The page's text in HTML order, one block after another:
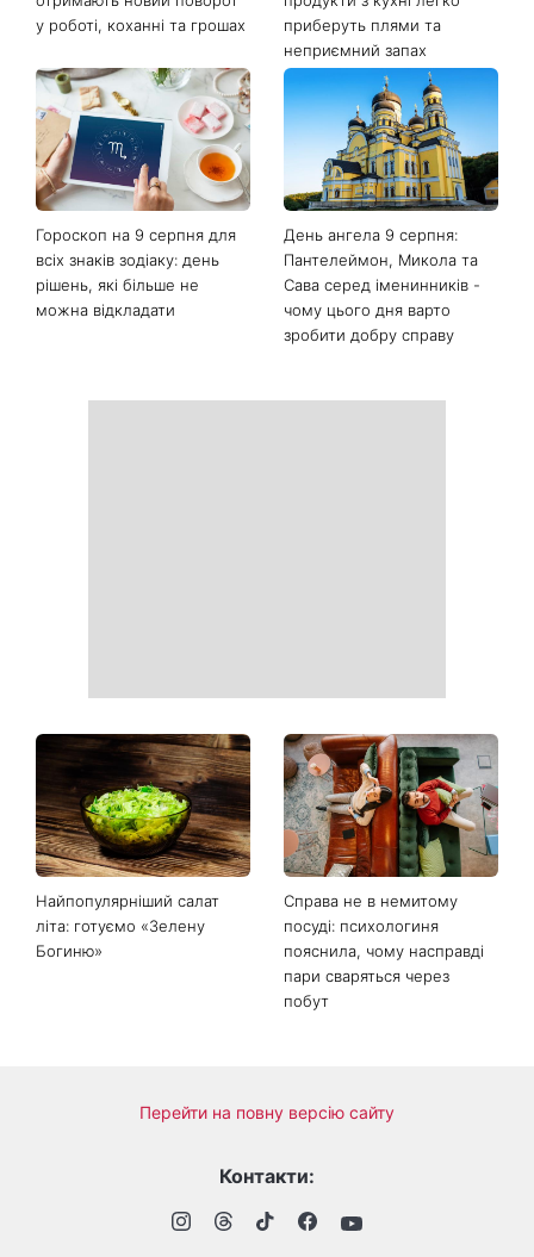
у роботі, коханні та грошах
приберуть плями та
неприємний запах
Гороскоп на 9 серпня для
всіх знаків зодіаку: день
рішень, які більше не
можна відкладати
День ангела 9 серпня:
Пантелеймон, Микола та
Сава серед іменинників -
чому цього дня варто
зробити добру справу
Найпопулярніший салат
літа: готуємо «Зелену
Богиню»
Справа не в немитому
посуді: психологиня
пояснила, чому насправді
пари сваряться через
побут
Перейти на повну версію сайту
Контакти: